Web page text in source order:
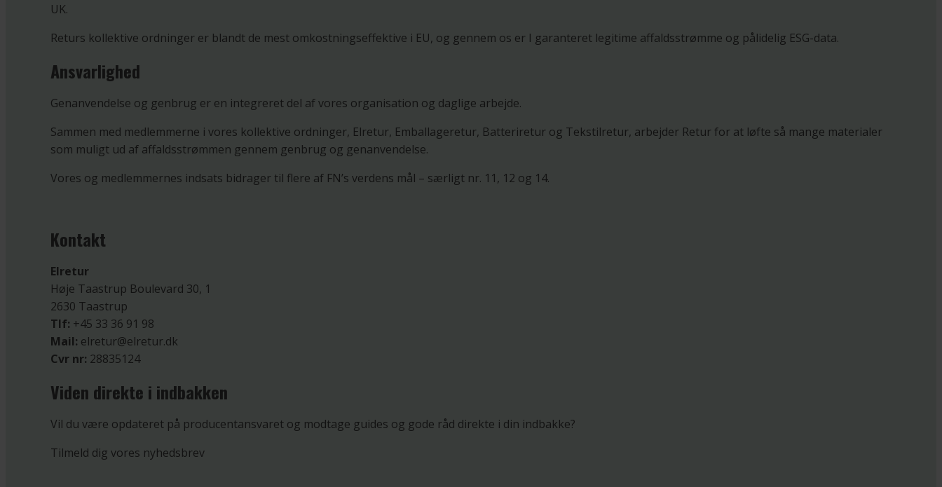
UK.
Returs kollektive ordninger er blandt de mest omkostningseffektive i EU, og gennem os er I garanteret legitime affaldsstrømme og pålidelig ESG-data.
Ansvarlighed
Genanvendelse og genbrug er en integreret del af vores organisation og daglige arbejde.
Sammen med medlemmerne i vores kollektive ordninger, Elretur, Emballageretur, Batteriretur og Tekstilretur, arbejder Retur for at løfte så mange materialer
som muligt ud af affaldsstrømmen gennem genbrug og genanvendelse.
Vores og medlemmernes indsats bidrager til flere af FN’s verdens mål – særligt nr. 11, 12 og 14.
Kontakt
Elretur
Høje Taastrup Boulevard 30, 1
2630 Taastrup
Tlf: +45 33 36 91 98
Mail: elretur@elretur.dk
Cvr nr: 28835124
Viden direkte i indbakken
Vil du være opdateret på producentansvaret og modtage guides og gode råd direkte i din indbakke?
Tilmeld dig vores nyhedsbrev